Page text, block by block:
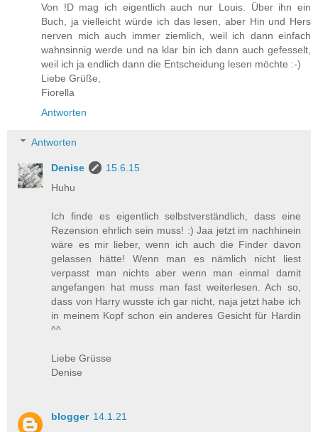
Von !D mag ich eigentlich auch nur Louis. Über ihn ein
Buch, ja vielleicht würde ich das lesen, aber Hin und Hers
nerven mich auch immer ziemlich, weil ich dann einfach
wahnsinnig werde und na klar bin ich dann auch gefesselt,
weil ich ja endlich dann die Entscheidung lesen möchte :-)
Liebe Grüße,
Fiorella
Antworten
Antworten
Denise
15.6.15
Huhu
Ich finde es eigentlich selbstverständlich, dass eine
Rezension ehrlich sein muss! :) Jaa jetzt im nachhinein
wäre es mir lieber, wenn ich auch die Finder davon
gelassen hätte! Wenn man es nämlich nicht liest
verpasst man nichts aber wenn man einmal damit
angefangen hat muss man fast weiterlesen. Ach so,
dass von Harry wusste ich gar nicht, naja jetzt habe ich
in meinem Kopf schon ein anderes Gesicht für Hardin
^^
Liebe Grüsse
Denise
blogger 14.1.21